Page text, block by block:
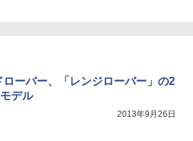
ローバー、「レンジローバー」の2
デル
2013年9月26日